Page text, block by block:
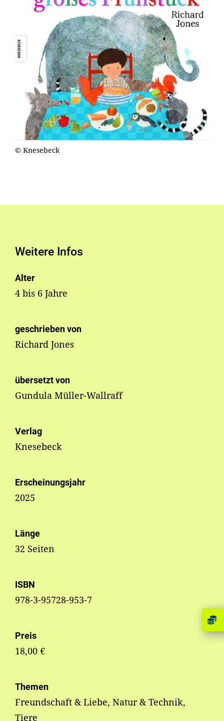
© Knesebeck
Weitere Infos
Alter
4 bis 6 Jahre
geschrieben von
Richard Jones
übersetzt von
Gundula Müller-Wallraff
Verlag
Knesebeck
Erscheinungsjahr
2025
Länge
32 Seiten
ISBN
978-3-95728-953-7
Preis
18,00 €
Themen
Freundschaft & Liebe, Natur & Technik,
Tiere